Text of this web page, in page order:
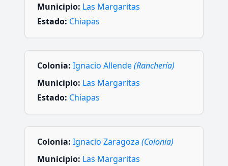
Municipio: Las Margaritas
Estado: Chiapas
Colonia: Ignacio Allende(Ranchería)
Municipio: Las Margaritas
Estado: Chiapas
Colonia: Ignacio Zaragoza (Colonia)
Municipio: Las Margaritas